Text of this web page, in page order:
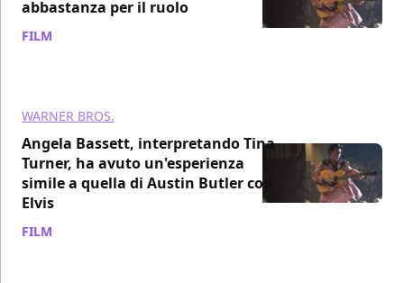
abbastanza per il ruolo
FILM
WARNER BROS.
Angela Bassett, interpretando Tina
Turner, ha avuto un'esperienza
simile a quella di Austin Butler con
Elvis
FILM